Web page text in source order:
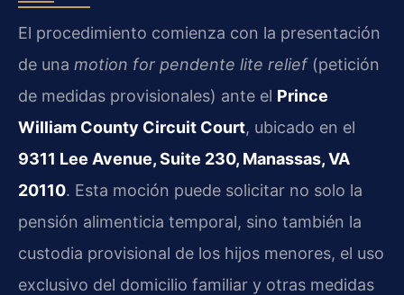
El procedimiento comienza con la presentación
de una motion for pendente lite relief(petición
de medidas provisionales) ante el Prince
William County Circuit Court, ubicado en el
9311 Lee Avenue, Suite 230, Manassas, VA
20110. Esta moción puede solicitar no solo la
pensión alimenticia temporal, sino también la
custodia provisional de los hijos menores, el uso
exclusivo del domicilio familiar y otras medidas